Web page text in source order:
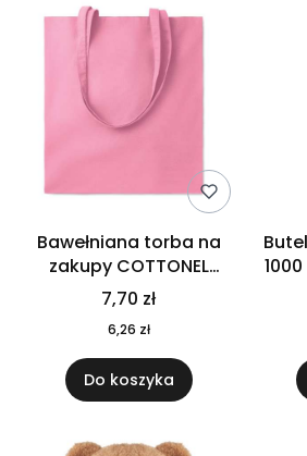
Bawełniana torba na
zakupy COTTONEL
COLOUR++ MO9846-11
7,70 zł
6,26 zł
Do koszyka